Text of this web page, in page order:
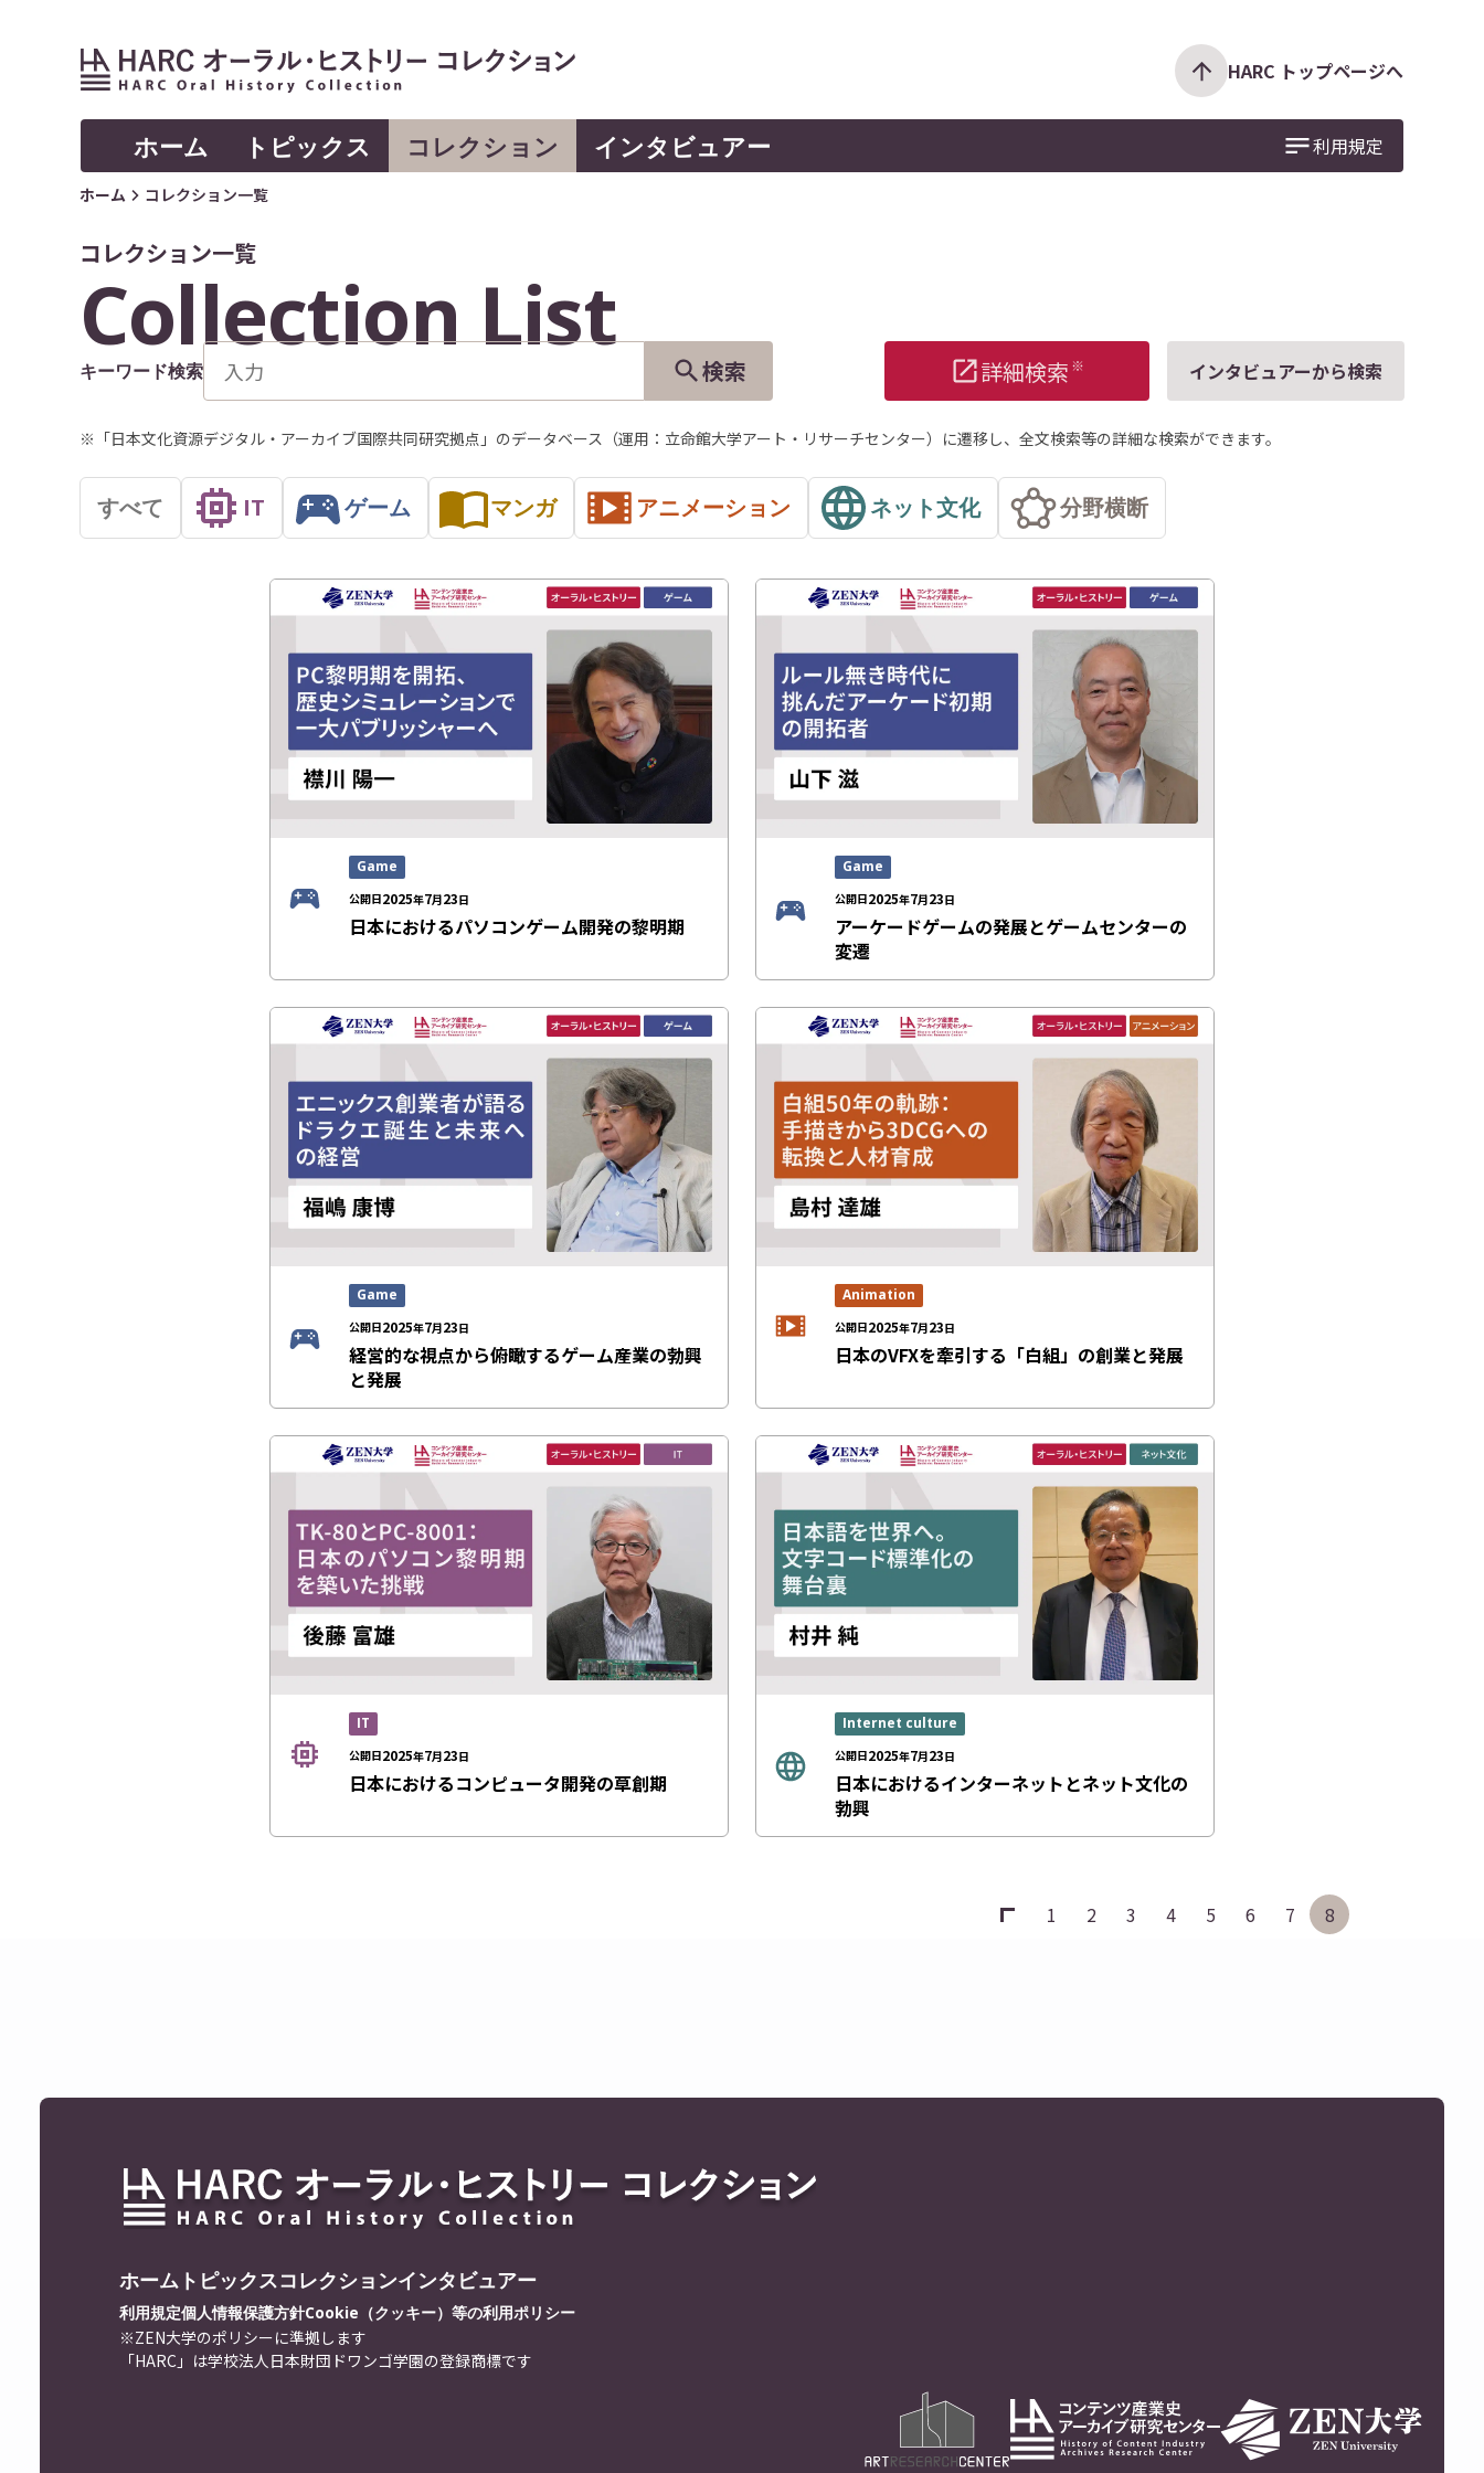
HARC トップページへ
ホーム トピックス コレクション インタビュアー 利用規定
ホーム コレクション一覧
コレクション一覧
Collection List
キーワード検索 検索 詳細検索 ※ インタビュアーから検索
※「日本文化資源デジタル・アーカイブ国際共同研究拠点」のデータベース（運用：立命館大学アート・リサーチセンター）に遷移し、全文検索等の詳細な検索ができます。
すべて IT ゲーム マンガ アニメーション ネット文化 分野横断
Game
公開日2025年7月23日
日本におけるパソコンゲーム開発の黎明期
Game
公開日2025年7月23日
アーケードゲームの発展とゲームセンターの
変遷
Game
公開日2025年7月23日
経営的な視点から俯瞰するゲーム産業の勃興
と発展
Animation
公開日2025年7月23日
日本のVFXを牽引する「白組」の創業と発展
IT
公開日2025年7月23日
日本におけるコンピュータ開発の草創期
Internet culture
公開日2025年7月23日
日本におけるインターネットとネット文化の
勃興
1 2 3 4 5 6 7 8
ホーム トピックスコレクションインタビュアー
利用規定個人情報保護方針Cookie（クッキー）等の利用ポリシー
※ZEN大学のポリシーに準拠します
「HARC」は学校法人日本財団ドワンゴ学園の登録商標です